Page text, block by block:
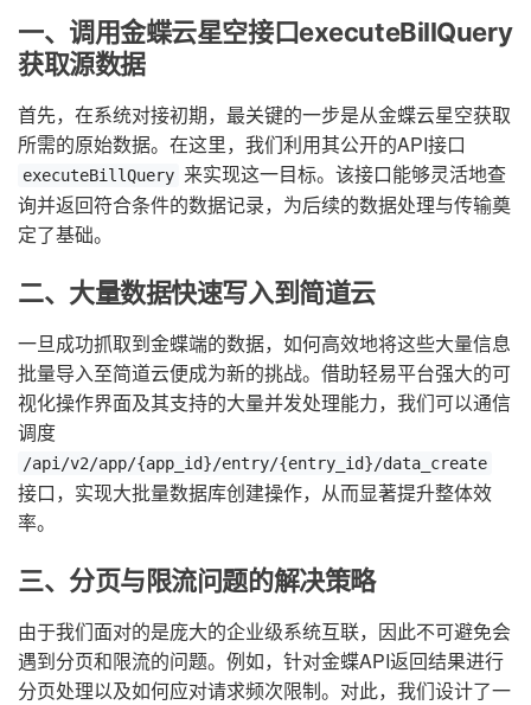
一、调用金蝶云星空接口executeBillQuery
获取源数据
首先，在系统对接初期，最关键的一步是从金蝶云星空获取
所需的原始数据。在这里，我们利用其公开的API接口
executeBillQuery 来实现这一目标。该接口能够灵活地查
询并返回符合条件的数据记录，为后续的数据处理与传输奠
定了基础。
二、大量数据快速写入到简道云
一旦成功抓取到金蝶端的数据，如何高效地将这些大量信息
批量导入至简道云便成为新的挑战。借助轻易平台强大的可
视化操作界面及其支持的大量并发处理能力，我们可以通信
调度
/api/v2/app/{app_id}/entry/{entry_id}/data_create
接口，实现大批量数据库创建操作，从而显著提升整体效
率。
三、分页与限流问题的解决策略
由于我们面对的是庞大的企业级系统互联，因此不可避免会
遇到分页和限流的问题。例如，针对金蝶API返回结果进行
分页处理以及如何应对请求频次限制。对此，我们设计了一